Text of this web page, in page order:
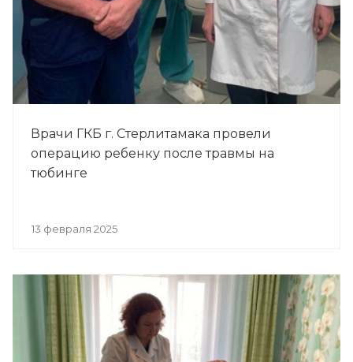
Врачи ГКБ г. Стерлитамака провели
операцию ребенку после травмы на
тюбинге
13 февраля 2025